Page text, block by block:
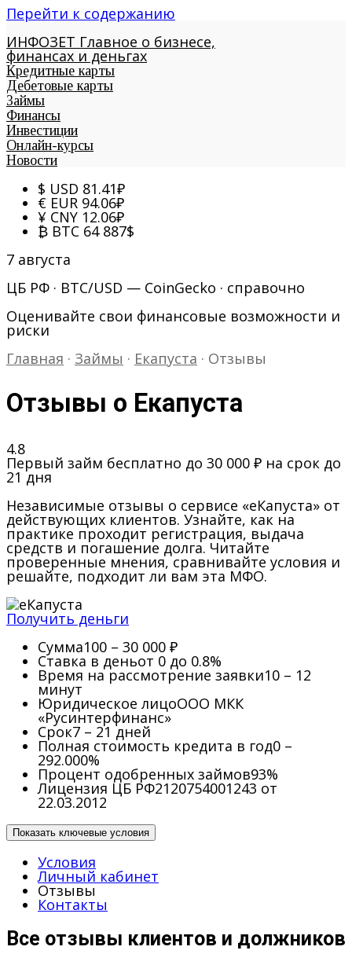
Перейти к содержанию
ИНФОЗЕТ Главное о бизнесе,
финансах и деньгах
Кредитные карты
Дебетовые карты
Займы
Финансы
Инвестиции
Онлайн-курсы
Новости
$ USD 81.41₽
€ EUR 94.06₽
¥ CNY 12.06₽
₿ BTC 64 887$
7 августа
ЦБ РФ · BTC/USD — CoinGecko · справочно
Оценивайте свои финансовые возможности и
риски
Главная · Займы · Екапуста · Отзывы
Отзывы о Екапуста
4.8
Первый займ бесплатно до 30 000 ₽ на срок до
21 дня
Независимые отзывы о сервисе «еКапуста» от
действующих клиентов. Узнайте, как на
практике проходит регистрация, выдача
средств и погашение долга. Читайте
проверенные мнения, сравнивайте условия и
решайте, подходит ли вам эта МФО.
Получить деньги
Сумма100 – 30 000 ₽
Ставка в деньот 0 до 0.8%
Время на рассмотрение заявки10 – 12
минут
Юридическое лицоООО МКК
«Русинтерфинанс»
Срок7 – 21 дней
Полная стоимость кредита в год0 –
292.000%
Процент одобренных займов93%
Лицензия ЦБ РФ2120754001243 от
22.03.2012
Показать ключевые условия
Условия
Личный кабинет
Отзывы
Контакты
Все отзывы клиентов и должников